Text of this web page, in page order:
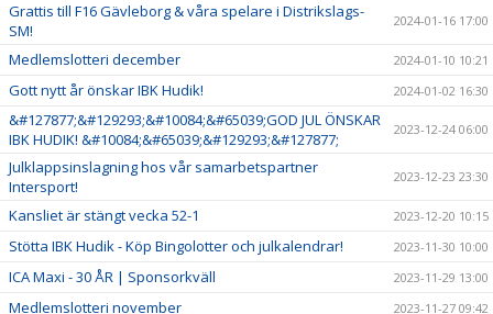
Grattis till F16 Gävleborg & våra spelare i Distrikslags-
SM!
2024-01-16 17:00
Medlemslotteri december 2024-01-10 10:21
Gott nytt år önskar IBK Hudik! 2024-01-02 16:30
&#127877;&#129293;&#10084;&#65039;GOD JUL ÖNSKAR
IBK HUDIK! &#10084;&#65039;&#129293;&#127877;
2023-12-24 06:00
Julklappsinslagning hos vår samarbetspartner
Intersport!
2023-12-23 23:30
Kansliet är stängt vecka 52-1 2023-12-20 10:15
Stötta IBK Hudik - Köp Bingolotter och julkalendrar! 2023-11-30 10:00
ICA Maxi - 30 ÅR | Sponsorkväll 2023-11-29 13:00
Medlemslotteri november 2023-11-27 09:42